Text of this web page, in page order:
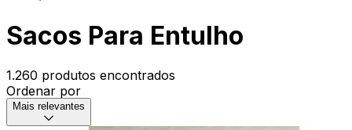
Sacos Para Entulho
1.260 produtos encontrados
Ordenar por
Mais relevantes